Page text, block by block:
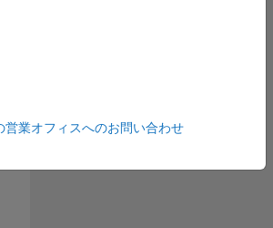
営業オフィスへのお問い合わせ